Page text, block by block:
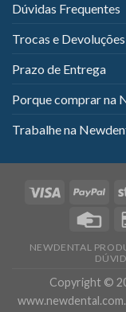
Dúvidas Frequentes
Trocas e Devoluções
Prazo de Entrega
Porque comprar na
Trabalhe na
NEWDENTAL
Copyright ©